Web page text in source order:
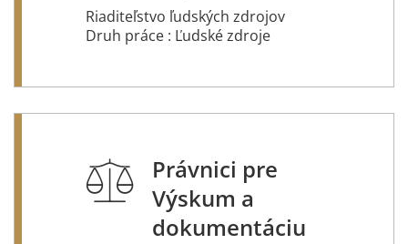
Riaditeľstvo ľudských zdrojov
Druh práce : Ľudské zdroje
Právnici pre
Výskum a
dokumentáciu